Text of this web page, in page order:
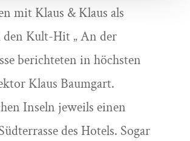
mit Klaus & Klaus als
Kult-Hit „ An der
berichteten in höchsten
Klaus Baumgart.
Inseln jeweils einen
des Hotels. Sogar